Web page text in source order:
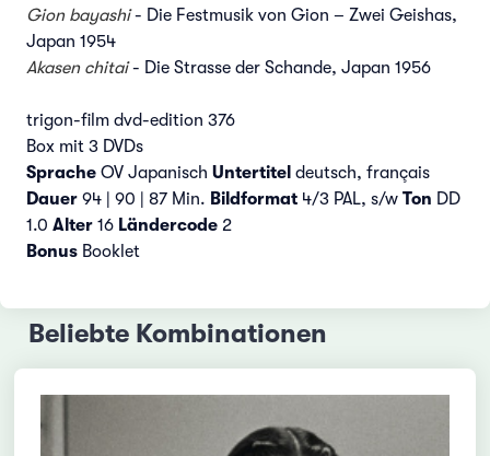
Gion bayashi - Die Festmusik von Gion – Zwei Geishas,
Japan 1954
Akasen chitai - Die Strasse der Schande, Japan 1956
trigon-film dvd-edition 376
Box mit 3 DVDs
Sprache OV Japanisch Untertitel deutsch, français
Dauer 94 | 90 | 87 Min. Bildformat 4/3 PAL, s/w Ton DD
1.0 Alter 16 Ländercode 2
Bonus Booklet
Beliebte Kombinationen